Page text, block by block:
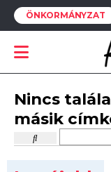
ÖNKORMÁNYZAT
Nincs
másik